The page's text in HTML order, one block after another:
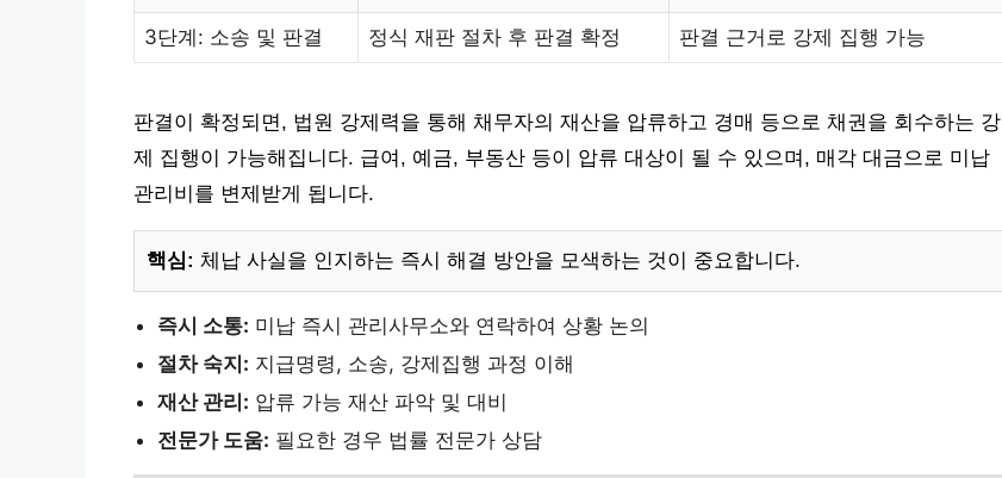
3단계: 소송 및 판결 정식 재판 절차 후 판결 확정 판결 근거로 강제 집행 가능
판결이 확정되면, 법원 강제력을 통해 채무자의 재산을 압류하고 경매 등으로 채권을 회수하는 강
제 집행이 가능해집니다. 급여, 예금, 부동산 등이 압류 대상이 될 수 있으며, 매각 대금으로 미납
관리비를 변제받게 됩니다.
핵심: 체납 사실을 인지하는 즉시 해결 방안을 모색하는 것이 중요합니다.
즉시 소통: 미납 즉시 관리사무소와 연락하여 상황 논의
절차 숙지: 지급명령, 소송, 강제집행 과정 이해
재산 관리: 압류 가능 재산 파악 및 대비
전문가 도움: 필요한 경우 법률 전문가 상담